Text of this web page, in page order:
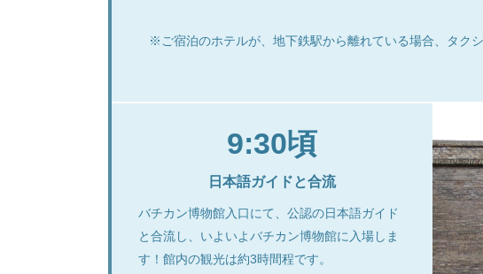
※ご宿泊のホテルが、地下鉄駅から離れている場合、タク
9:30頃
日本語ガイドと合流
バチカン博物館入口にて、公認の日本語ガイド
と合流し、いよいよバチカン博物館に入場しま
す！館内の観光は約3時間程です。